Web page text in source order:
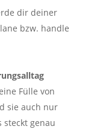
dir deiner
bzw. handle
Fülle von
sie auch nur
steckt genau